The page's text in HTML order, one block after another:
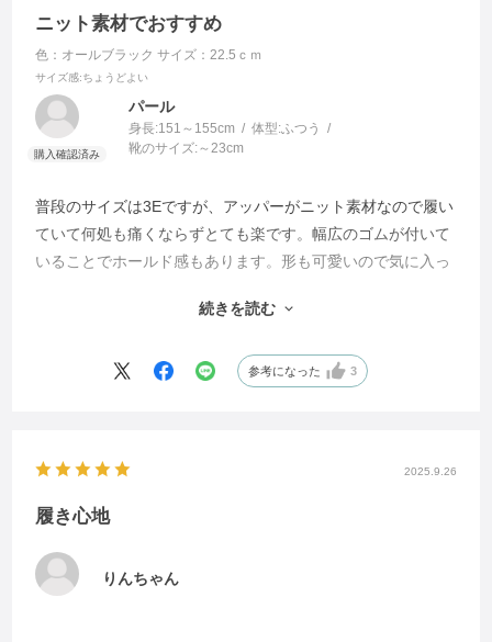
ニット素材でおすすめ
色：オールブラック サイズ：22.5ｃｍ
サイズ感:ちょうどよい
パール
身長:151～155cm 体型:ふつう
靴のサイズ:～23cm
普段のサイズは3Eですが、アッパーがニット素材なので履い
ていて何処も痛くならずとても楽です。幅広のゴムが付いて
いることでホールド感もあります。形も可愛いので気に入っ
続きを読む
参考になった 3
2025.9.26
履き心地
りんちゃん